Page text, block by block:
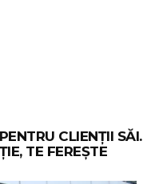
CLIENȚII SĂI.
TE FEREȘTE